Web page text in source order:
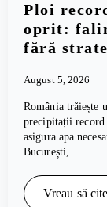
Ploi
oprit:
fără
August 5, 2026
România trăiește
precipitații record
asigura apa
București,…
Vreau să